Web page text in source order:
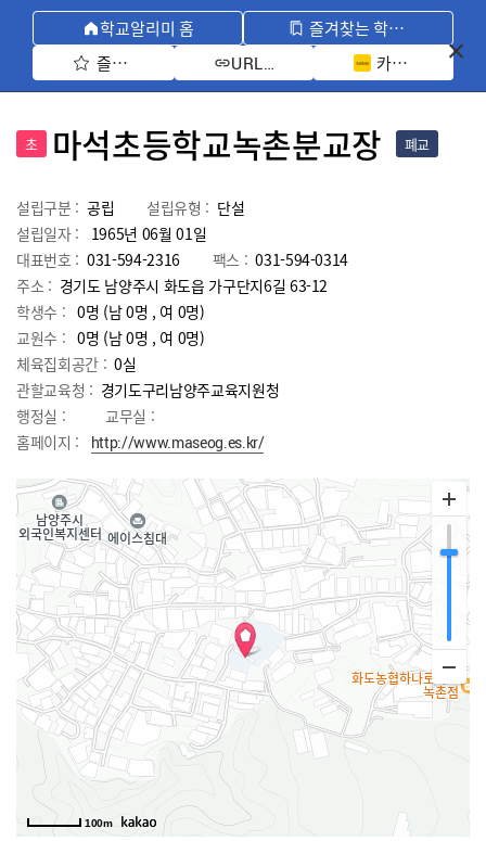
학교알리미 홈
즐겨찾는 학교 모아보기
즐겨찾기 선택
URL 복사 카카오톡 공유
초 마석초등학교녹촌분교장 폐교
설립구분 : 공립 설립유형 : 단설
설립일자 :
1965년 06월 01일
대표번호 : 031-594-2316 팩스 : 031-594-0314
주소 : 경기도 남양주시 화도읍 가구단지6길 63-12
학생수 : 0명 (남 0명 , 여 0명)
교원수 : 0명 (남0명 , 여 0명)
체육집회공간 : 0실
관할교육청 : 경기도구리남양주교육지원청
행정실 :
교무실 :
홈페이지 :
http://www.maseog.es.kr/
100m